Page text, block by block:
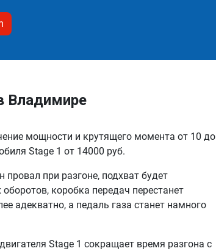
Владимире
мощности и крутящего момента от 10 до
Stage 1 от 14000 руб.
при разгоне, подхват будет
коробка передач перестанет
адекватно, а педаль газа станет намного
Stage 1 сокращает время разгона с